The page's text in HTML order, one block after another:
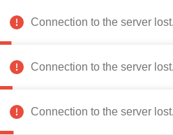
Catalog de produse
Pagina principală Mobila moale
Connection to the server lost.
Connection to the server lost.
Connection to the server lost.